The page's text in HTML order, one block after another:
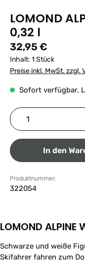
LOMOND
0,32 l
Regulärer Preis:
32,95 €
Inhalt: 1 Stück
Preise inkl. MwSt. zzgl.
Sofort verfügbar,
Produkt Anzahl:
In den
Produktnummer:
322054
LOMOND ALPINE
Schwarze und weiße
Skifahrer fahren zum